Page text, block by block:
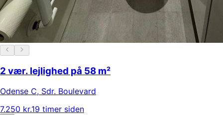
2 vær. lejlighed på 58 m²
Odense C, Sdr. Boulevard
7.250 kr.19 timer siden